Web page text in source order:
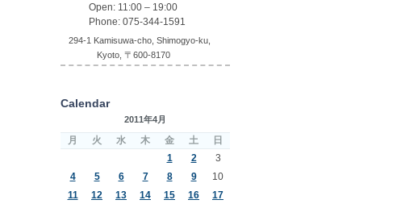
Open: 11:00 – 19:00
Phone: 075-344-1591
294-1 Kamisuwa-cho, Shimogyo-ku,
Kyoto, 〒600-8170
Calendar
2011年4月
月 火 水 木 金 土
日
1
2
3
4
5 6 7 8 9
10
11
12 13 14 15 16
17